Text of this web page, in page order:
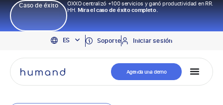
Caso de éxito
OXXO centralizó +100 servicios y ganó productividad en RR.
HH.Mira el caso de éxito completo.
ES
EN
PT
Soporte Iniciar sesión
Agenda una demo